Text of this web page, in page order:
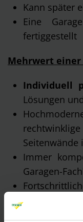
Kann später
Eine
fertiggestellt
Mehrwert einer
Individuell
Lösungen
Seitenwände
Immer
Garagen-
höchste
„Probe